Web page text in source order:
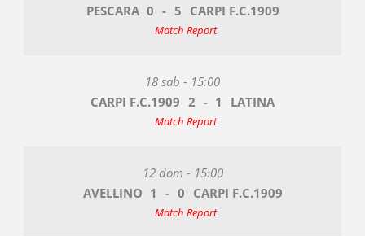
PESCARA 0 - 5 CARPI F.C.1909
Match Report
18 sab - 15:00
CARPI F.C.1909 2 - 1 LATINA
Match Report
12 dom - 15:00
AVELLINO 1 - 0 CARPI F.C.1909
Match Report